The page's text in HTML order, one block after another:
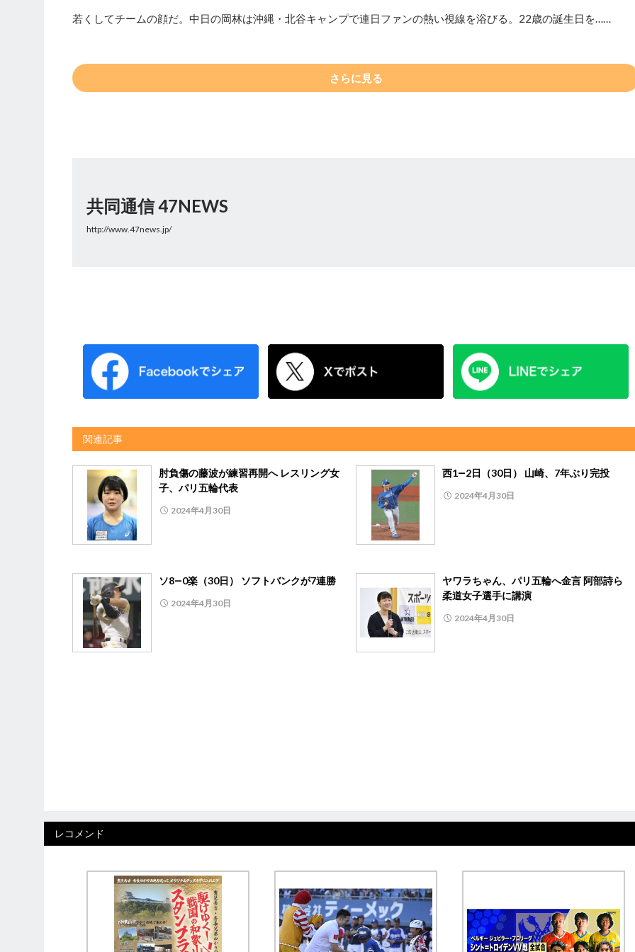
若くしてチームの顔だ。中日の岡林は沖縄・北谷キャンプで連日ファンの熱い視線を浴びる。22歳の誕生日を……
さらに見る
共同通信 47NEWS
http://www.47news.jp/
関連記事
肘負傷の藤波が練習再開へ レスリング女
子、パリ五輪代表
2024年4月30日
西1―2日（30日） 山崎、7年ぶり完投
2024年4月30日
ソ8―0楽（30日） ソフトバンクが7連勝
2024年4月30日
ヤワラちゃん、パリ五輪へ金言 阿部詩ら
柔道女子選手に講演
2024年4月30日
レコメンド